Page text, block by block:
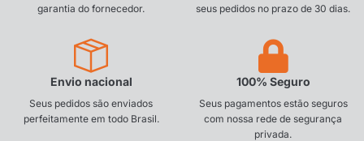
garantia do fornecedor.
seus pedidos no prazo de 30 dias.
Envio nacional
Seus pedidos são enviados
perfeitamente em todo Brasil.
100% Seguro
Seus pagamentos estão seguros
com nossa rede de segurança
privada.